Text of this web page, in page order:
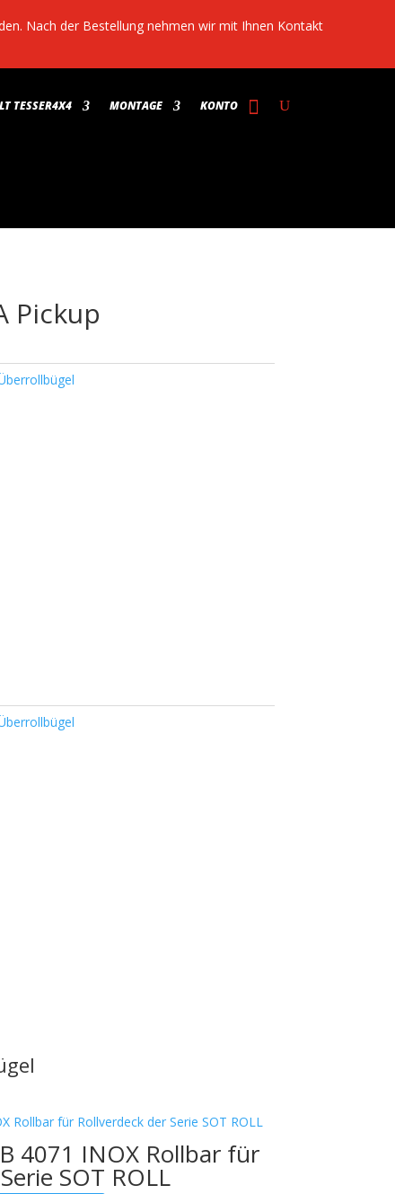
Nach der Bestellung nehmen wir mit Ihnen Kontakt
TESSER4X4 MONTAGE KONTO
Pickup
4071 INOX Rollbar für
SOT ROLL